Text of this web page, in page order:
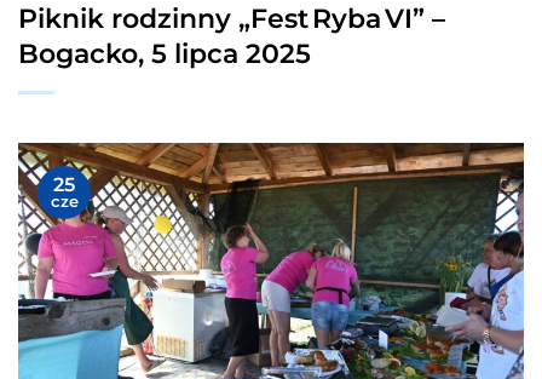
Piknik rodzinny „Fest Ryba VI” –
Bogacko, 5 lipca 2025
25
cze